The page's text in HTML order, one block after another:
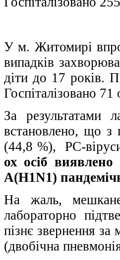
У м. Житомирі
випадків
діти до 17 років.
Госпіталізовано
За результатами
встановлено, що з
(44,8 %), РС-
ох осіб виявлено
А(H1N1)
На жаль,
лабораторно
пізнє звернення
(двобічна